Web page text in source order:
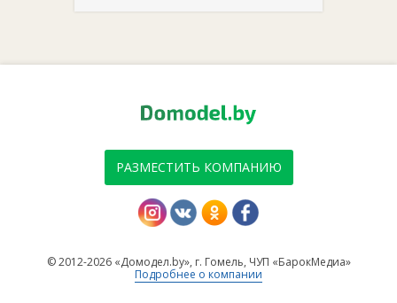
РАЗМЕСТИТЬ КОМПАНИЮ
© 2012-2026 «Домодел.by», г. Гомель, ЧУП «БарокМедиа»
Подробнее о компании